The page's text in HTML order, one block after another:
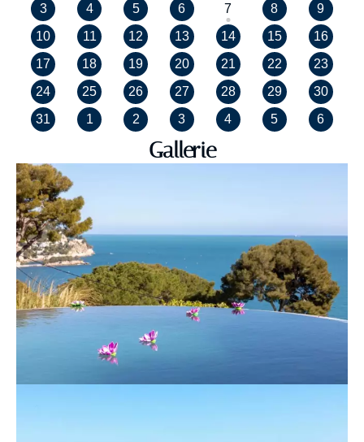
3
4 5 6 7 8
9
10
11 12 13 14 15
16
17
18 19 20 21 22
23
24
25 26 27 28 29
30
31
1 2 3 4 5 6
Gallerie